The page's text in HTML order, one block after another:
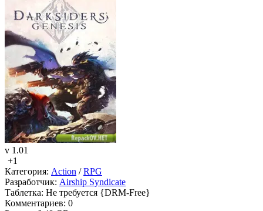
v 1.01
+1
Категория: Action /RPG
Разработчик: Airship Syndicate
Таблетка: Не требуется {DRM-Free}
Комментариев: 0